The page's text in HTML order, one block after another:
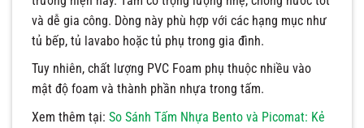
và dễ gia công. Dòng này phù hợp với các hạng mục như
tủ bếp, tủ lavabo hoặc tủ phụ trong gia đình.
Tuy nhiên, chất lượng PVC Foam phụ thuộc nhiều vào
mật độ foam và thành phần nhựa trong tấm.
Xem thêm tại: So Sánh Tấm Nhựa Bento và Picomat: Kẻ